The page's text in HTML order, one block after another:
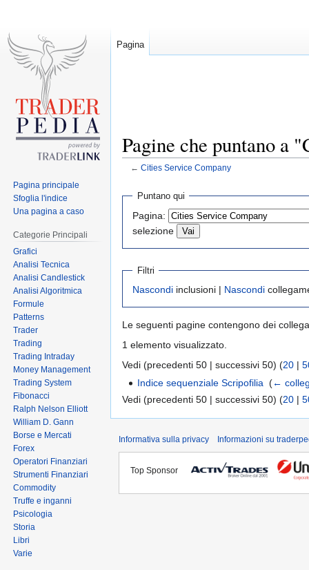
Pagine che puntano a
← Cities Service Company
Jump
navigation
Jump
search
Puntano qui
Pagina:
selezione
Filtri
Nascondi inclusioni | Nascondi
Le seguenti pagine contengono dei
1 elemento visualizzato.
Vedi (precedenti 50 | successivi 50) (20 |
Indice sequenziale Scripofilia ‎(←
Vedi (precedenti 50 | successivi 50) (20 |
Pagina
Pagina principale
Sfoglia l'indice
Una pagina a caso
Categorie Principali
Grafici
Analisi Tecnica
Analisi Candlestick
Analisi Algoritmica
Formule
Patterns
Trader
Trading
Trading Intraday
Money Management
Trading System
Fibonacci
Ralph Nelson Elliott
William D. Gann
Borse e Mercati
Forex
Operatori Finanziari
Strumenti Finanziari
Commodity
Truffe e inganni
Psicologia
Storia
Libri
Varie
Informativa sulla privacy Informazioni su
Top Sponsor